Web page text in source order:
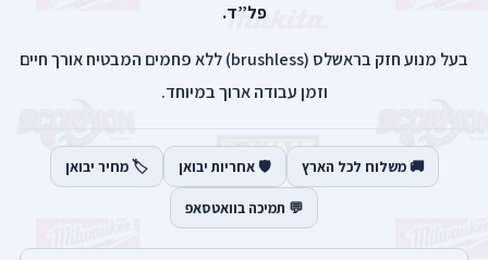
פל”ד.
בעל מנוע חזק בראשלס (brushless) ללא פחמים המבטיח אורך חיים
וזמן עבודה ארוך במיוחד.
🚚 משלוח לכל הארץ 🛡️ אחריות יבואן 🏷️ מחיר יבואן
💬 תמיכה בוואטסאפ